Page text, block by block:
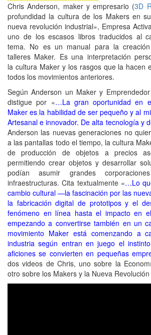
Chris Anderson, maker y empresario (3D
profundidad la cultura de los Makers en
nueva revolución industrial», Empresa
uno de los escasos libros traducidos al
tema. No es un manual para la
talleres Maker. Es una interpretación
la cultura Maker y los rasgos que la hacen
todos los movimientos anteriores.
Según Anderson un Maker y
distigue por «…La gran oportunidad en
Maker es la habilidad de ser pequeño y al
Artesanal e innovador. De alta tecnología y
Anderson las nuevas generaciones no
a las pantallas todo el tiempo, la cultura
de producción de objetos a precios
permitiendo crear objetos y desarrollar
podían asumir grandes
infraestructuras. Cita textualmente «…Lo
cambio cultural —la fascinación por las
la fabricación digital de prototipos y el
fenómeno en línea hasta el impacto en
empezando a convertirse también en un
movimiento Maker está comenzando a
industria según entran en juego el
aficiones se convierten en pequeñas
dos videos de Chris, uno sobre la
otro sobre los Makers y la Nueva